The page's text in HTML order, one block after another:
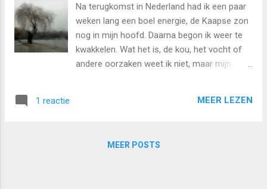
Na terugkomst in Nederland had ik een paar
weken lang een boel energie, de Kaapse zon
nog in mijn hoofd. Daarna begon ik weer te
kwakkelen. Wat het is, de kou, het vocht of
andere oorzaken weet ik niet, maar mijn
geringste tegenslag in het vliegtuig te
geen zin om weer op de vlucht te slaan. Ik
1 reactie MEER LEZEN
MEER POSTS